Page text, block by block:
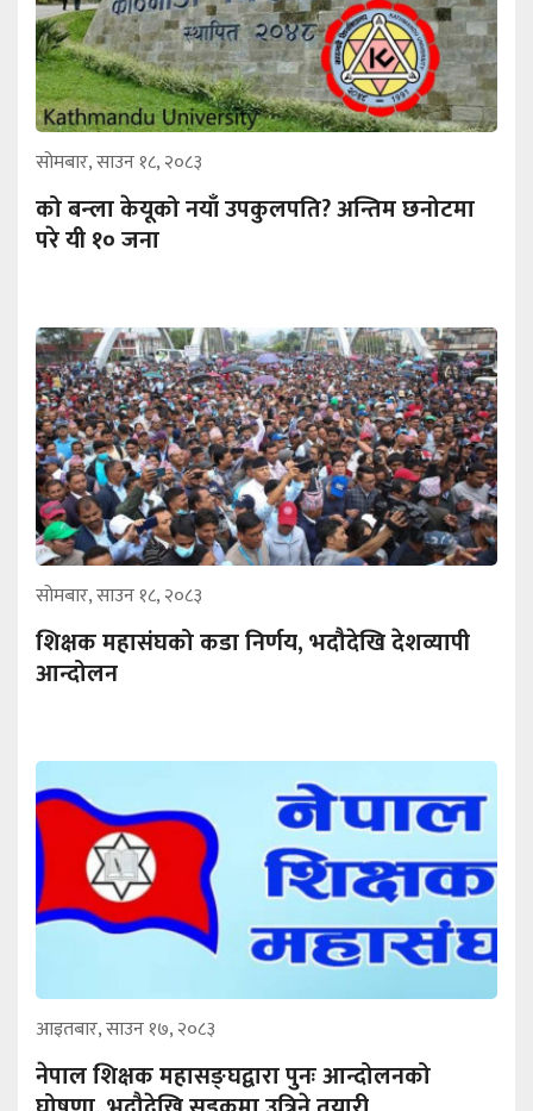
सोमबार, साउन १८, २०८३
को बन्ला केयूको नयाँ उपकुलपति? अन्तिम छनोटमा
परे यी १० जना
सोमबार, साउन १८, २०८३
शिक्षक महासंघको कडा निर्णय, भदौदेखि देशव्यापी
आन्दोलन
आइतबार, साउन १७, २०८३
नेपाल शिक्षक महासङ्घद्वारा पुनः आन्दोलनको